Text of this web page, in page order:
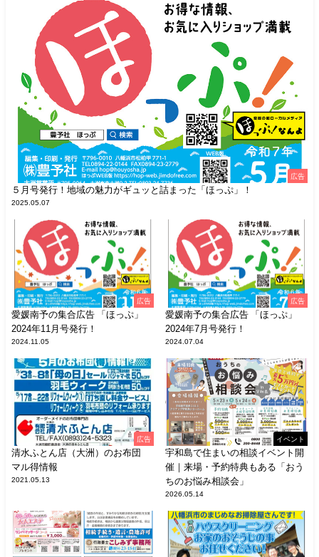
広告
５月号発行！地域の魅力がギュッと詰まった「ほっぷ」！
2025.05.07
広告
愛媛南予の集合広告 「ほっぷ」
2024年11月号発行！
2024.11.05
広告
愛媛南予の集合広告 「ほっぷ」
2024年7月号発行！
2024.07.04
広告
清水ふとん店（大洲）のお布団
マル得情報
2021.05.13
イベント
宇和島で住まいの相談イベント開
催｜来場・予約特典もある「おう
ちのお悩み相談会」
2026.05.14